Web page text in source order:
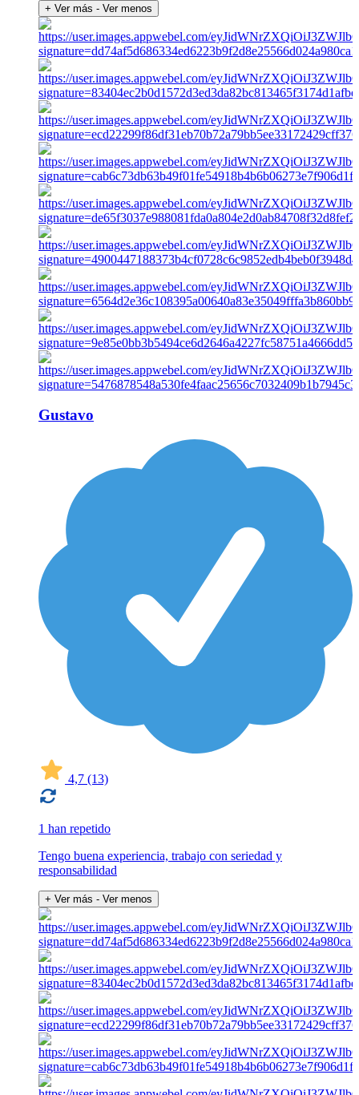
+ Ver más - Ver menos
Gustavo
4,7 (13)
1 han repetido
Tengo buena experiencia, trabajo con seriedad y
responsabilidad
+ Ver más - Ver menos